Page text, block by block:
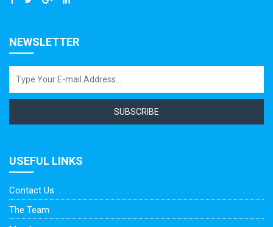
NEWSLETTER
SUBSCRIBE
USEFUL LINKS
Contact Us
The Team